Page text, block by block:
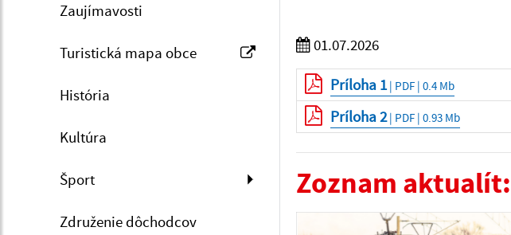
Zaujímavosti
Turistická mapa obce
História
Kultúra
Šport
Združenie dôchodcov
01.07.2026
Príloha 1| PDF | 0.4 Mb
Príloha 2| PDF | 0.93 Mb
Zoznam aktualít: